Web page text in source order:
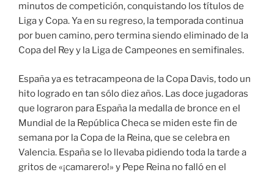
minutos de competición, conquistando los títulos de
Liga y Copa. Ya en su regreso, la temporada continua
por buen camino, pero termina siendo eliminado de la
Copa del Rey y la Liga de Campeones en semifinales.
España ya es tetracampeona de la Copa Davis, todo un
hito logrado en tan sólo diez años. Las doce jugadoras
que lograron para España la medalla de bronce en el
Mundial de la República Checa se miden este fin de
semana por la Copa de la Reina, que se celebra en
Valencia. España se lo llevaba pidiendo toda la tarde a
gritos de «¡camarero!» y Pepe Reina no falló en el